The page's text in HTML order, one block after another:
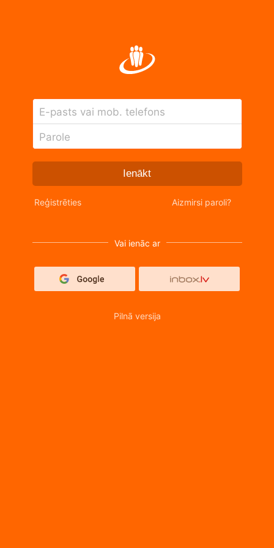
E-pasts vai mob. telefons
Parole
Ienākt
Reģistrēties Aizmirsi paroli?
Vai ienāc ar
Pilnā versija